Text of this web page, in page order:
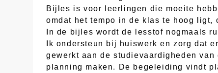
Bijles is voor leerlingen die moeite
omdat het tempo in de klas te hoog
In de bijles wordt de lesstof nogmaals
Ik ondersteun bij huiswerk en zorg dat
gewerkt aan de studievaardigheden
planning maken. De begeleiding vindt